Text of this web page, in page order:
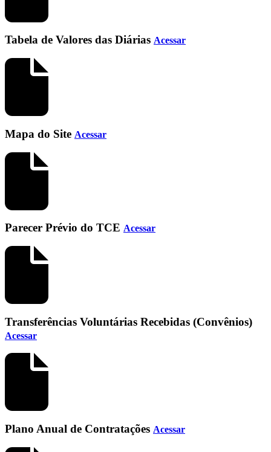
Tabela de Valores das Diárias Acessar
Mapa do Site Acessar
Parecer Prévio do TCE Acessar
Transferências Voluntárias Recebidas (Convênios)
Acessar
Plano Anual de Contratações Acessar